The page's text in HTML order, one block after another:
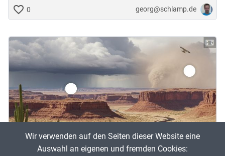
0 georg@schlamp.de
Wir verwenden auf den Seiten dieser Website eine
Auswahl an eigenen und fremden Cookies: